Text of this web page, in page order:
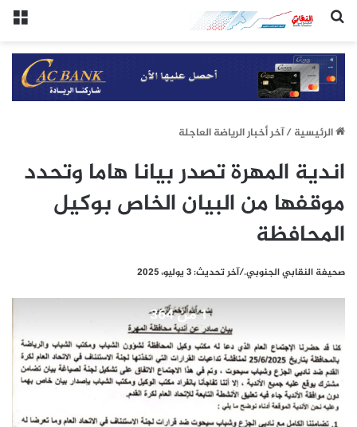
(النقابي الجنوبي:/خاص.)
الرئيسيِة/آخر أخبار الرياضة العاجلة
اندية المهرة تصدر بيانا هاما وتحدد
موقفها من البيان الخاص بوكيل
المحافظة
صحيفة النقابي الجنوبي./آخر تحديث: 3 يوليو، 2025